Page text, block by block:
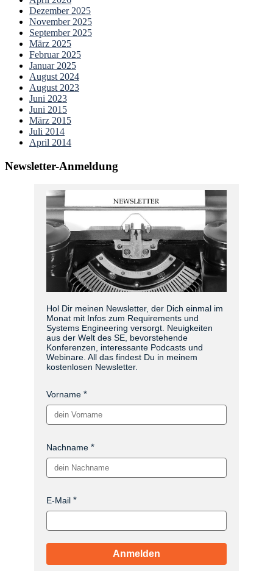
Dezember 2025
November 2025
September 2025
März 2025
Februar 2025
Januar 2025
August 2024
August 2023
Juni 2023
Juni 2015
März 2015
Juli 2014
April 2014
Newsletter-Anmeldung
Hol Dir meinen Newsletter, der Dich einmal im
Monat mit Infos zum Requirements und
Systems Engineering versorgt. Neuigkeiten
aus der Welt des SE, bevorstehende
Konferenzen, interessante Podcasts und
Webinare. All das findest Du in meinem
kostenlosen Newsletter.
Vorname
Nachname
E-Mail
Anmelden